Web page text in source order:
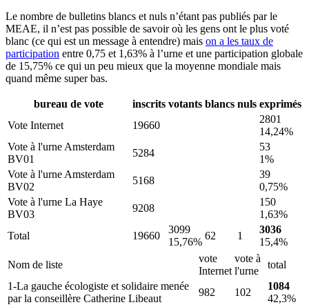
Le nombre de bulletins blancs et nuls n’étant pas publiés par le
MEAE, il n’est pas possible de savoir où les gens ont le plus voté
blanc (ce qui est un message à entendre) mais on a les taux de
participation entre 0,75 et 1,63% à l’urne et une participation globale
de 15,75% ce qui un peu mieux que la moyenne mondiale mais
quand même super bas.
bureau de vote inscrits votants blancs nuls exprimés
Vote Internet
19660
2801
14,24%
Vote à l'urne Amsterdam
BV01
5284
53
1%
Vote à l'urne Amsterdam
BV02
5168
39
0,75%
Vote à l'urne La Haye
BV03
9208
150
1,63%
Total
19660
3099
15,76%
62 1
3036
15,4%
Nom de liste
vote
Internet
vote à
l'urne
total
1-La gauche écologiste et solidaire menée
par la conseillère Catherine Libeaut
982 102
1084
42,3%